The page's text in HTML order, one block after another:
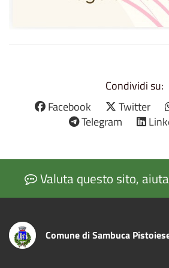
Condividi su:
Facebook
Twitter
Telegram
Valuta questo sito,
Comune di Sambuca